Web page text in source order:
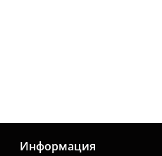
Информация